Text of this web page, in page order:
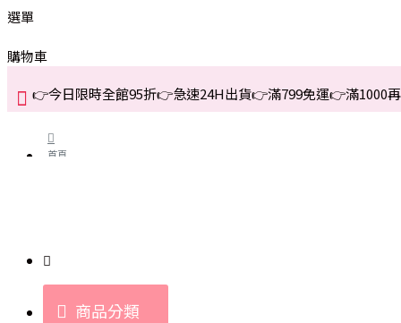
選單
購物車
👉今日限時全館95折👉急速24H出貨👉滿799免運👉滿1000
首頁
商品分類